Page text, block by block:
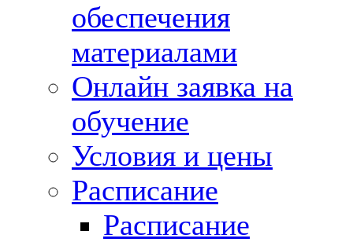
обеспечения
материалами
Онлайн заявка на
обучение
Условия и цены
Расписание
Расписание